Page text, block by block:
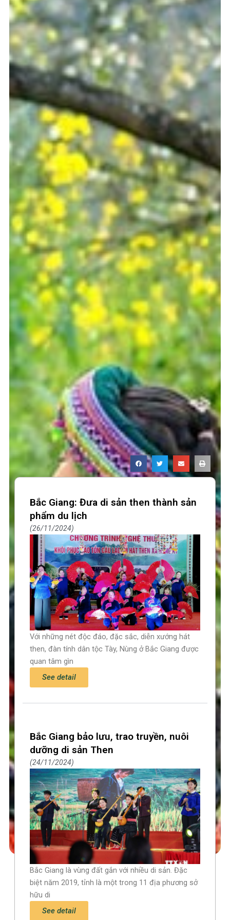
Bắc Giang: Đưa di sản then thành sản
phẩm du lịch
26/11/2024
Với những nét độc đáo, đặc sắc, diễn xướng hát
then, đàn tính dân tộc Tày, Nùng ở Bắc Giang được
quan tâm gìn
See detail
Bắc Giang bảo lưu, trao truyền, nuôi
dưỡng di sản Then
24/11/2024
Bắc Giang là vùng đất gắn với nhiều di sản. Đặc
biệt năm 2019, tỉnh là một trong 11 địa phương sở
hữu di
See detail